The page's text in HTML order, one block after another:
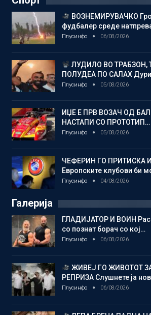
ВОЗНЕМИРУВАЧКО
фудбалер среде
Плусинфо 06/08/2026
ЛУДИЛО ВО ТРАБЗОН,
ПОЛУДЕА ПО САЛАХ Дури
Плусинфо 05/08/2026
ИЏЕ Е ПРВ ВОЗАЧ ОД
НАСТАПИ СО ПРОТОТИП…
Плусинфо 05/08/2026
ЧЕФЕРИН ГО ПРИТИСКА
Европските клубови би
Плусинфо 04/08/2026
Галерија
ГЛАДИЈАТОР И ВОИН
со познат борач со кој…
Плусинфо 06/08/2026
ЖИВЕЈ ГО ЖИВОТОТ
РЕПРИЗА Слушнете ја
Плусинфо 06/08/2026